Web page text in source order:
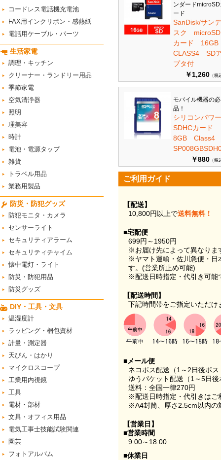
コードレス電話機充電池
FAX用インクリボン・感熱紙
電話用ケーブル・パーツ
生活家電
調理・キッチン
クリーナー・ランドリー用品
季節家電
空気清浄器
照明
理美容
時計
電池・電源タップ
雑貨
トラベル用品
業務用製品
防災・防犯グッズ
防犯モニタ・カメラ
センサーライト
セキュリティアラーム
セキュリティチャイム
懐中電灯・ライト
防災・防犯用品
防災グッズ
DIY・工具・文具
温湿度計
ラッピング・梱包資材
計量・測定器
天びん・はかり
マイクロスコープ
工業用内視鏡
工具
電材・部材
文具・オフィス用品
電気工事士技能試験関連
園芸
フォトアルバム
ンダード
ード
SanDisk/サン
スク
カード
CLASS4 SD
プタ付
￥1,260 （税
モバイル機器の
品！
シリコンパ
SDHCカード
8GB
￥880 （税
ご利用ガイド
【配送】
10,800円以上で送料無料！
■宅配便
699円～1950円
※お届け先によって異なりま
※ヤマト運輸・佐川急便・日
す。(営業所止め可能)
※配送日時指定・代引き可能
【配送時間】
下記時間帯をご指定いただけ
■メール便
ネコポス配送（1～2日後ポ
ゆうパケット配送（1～5日
送料：全国一律270円
※配送日時指定・代引きはご
※A4封筒、厚さ2.5cm以内の
【営業日】
■営業時間
9:00～18:00
■休業日